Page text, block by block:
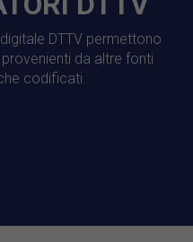
DTTV permettono
da altre fonti
codificati.